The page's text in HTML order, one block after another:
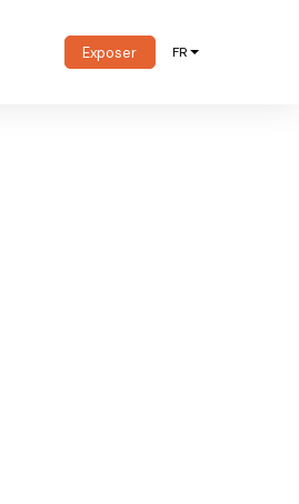
Exposer FR